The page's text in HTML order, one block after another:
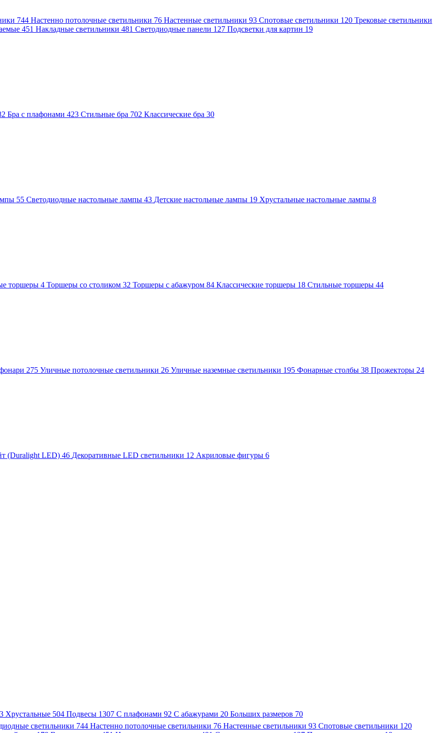
744 Настенно потолочные светильники 76 Настенные светильники 93 Спотовые светильники 120 Трековые светильники
451 Накладные светильники 481 Светодиодные панели 127 Подсветки для картин 19
Бра с плафонами 423 Стильные бра 702 Классические бра 30
55 Светодиодные настольные лампы 43 Детские настольные лампы 19 Хрустальные настольные лампы 8
торшеры 4 Торшеры со столиком 32 Торшеры с абажуром 84 Классические торшеры 18 Стильные торшеры 44
275 Уличные потолочные светильники 26 Уличные наземные светильники 195 Фонарные столбы 38 Прожекторы 24
(Duralight LED) 46 Декоративные LED светильники 12 Акриловые фигуры 6
Хрустальные 504 Подвесы 1307 С плафонами 92 С абажурами 20 Больших размеров 70
светильники 744 Настенно потолочные светильники 76 Настенные светильники 93 Спотовые светильники 120